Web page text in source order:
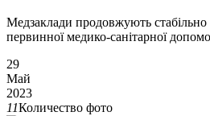
Медзаклади продовжують
первинної медико-санітарної
29
Май
2023
11Количество фото